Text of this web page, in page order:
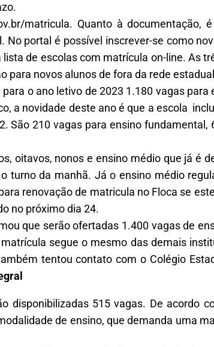
matricula. Quanto à documentação,
No portal é possível inscrever-se como
de escolas com matrícula on-line. As
para novos alunos de fora da rede
o ano letivo de 2023 1.180 vagas
a novidade deste ano é que a escola
São 210 vagas para ensino fundamental,
oitavos, nonos e ensino médio que já é
turno da manhã. Já o ensino médio
renovação de matricula no Floca se
no próximo dia 24.
que serão ofertadas 1.400 vagas de
segue o mesmo das demais
tentou contato com o Colégio
disponibilizadas 515 vagas. De acordo
de ensino, que demanda uma